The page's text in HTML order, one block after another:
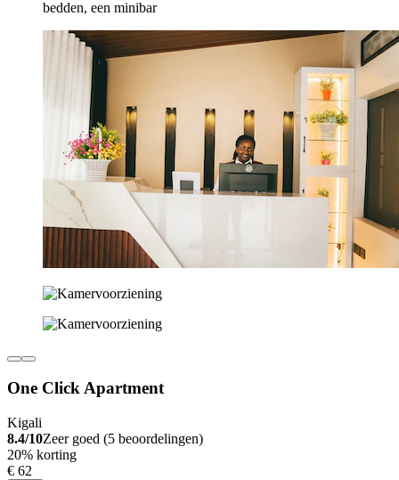
One Click Apartment
Kigali
8.4/10Zeer goed (5 beoordelingen)
20% korting
€ 62